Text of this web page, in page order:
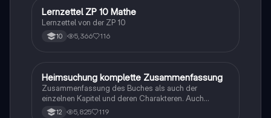
Mathe
Lernzettel ZP 10 Mathe
Lernzettel von der ZP 10
10 5,366 116
Deutsch
Heimsuchung komplette Zusammenfassung
Zusammenfassung des Buches als auch der
einzelnen Kapitel und deren Charakteren. Auch
tabellarisch. Im Unterricht ohne KI erstellt
12 5,825 119